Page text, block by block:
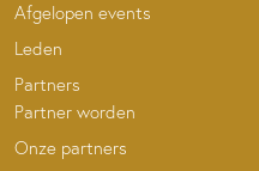
Afgelopen events
Leden
Partners
Partner worden
Onze partners